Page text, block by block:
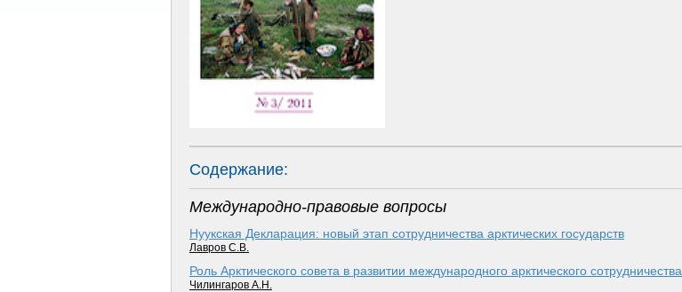
Содержание:
Международно-правовые вопросы
Нуукская Декларация: новый этап сотрудничества арктических государств
Лавров С.В.
Роль Арктического совета в развитии международного арктического сотрудничества
Чилингаров А.Н.